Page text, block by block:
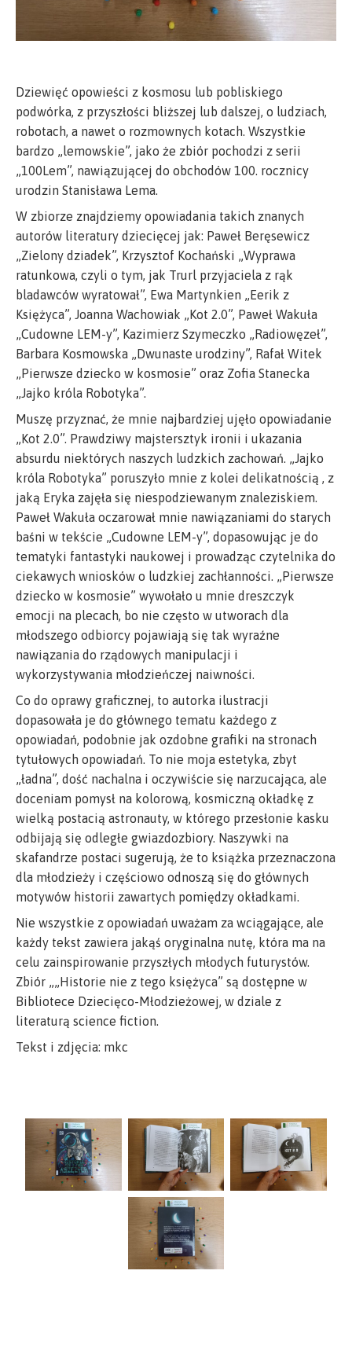
Dziewięć opowieści z kosmosu lub pobliskiego
podwórka, z przyszłości bliższej lub dalszej, o ludziach,
robotach, a nawet o rozmownych kotach. Wszystkie
bardzo „lemowskie”, jako że zbiór pochodzi z serii
„100Lem”, nawiązującej do obchodów 100. rocznicy
urodzin Stanisława Lema.
W zbiorze znajdziemy opowiadania takich znanych
autorów literatury dziecięcej jak: Paweł Beręsewicz
„Zielony dziadek”, Krzysztof Kochański „Wyprawa
ratunkowa, czyli o tym, jak Trurl przyjaciela z rąk
bladawców wyratował”, Ewa Martynkien „Eerik z
Księżyca”, Joanna Wachowiak „Kot 2.0”, Paweł Wakuła
„Cudowne LEM-y”, Kazimierz Szymeczko „Radiowęzeł”,
Barbara Kosmowska „Dwunaste urodziny”, Rafał Witek
„Pierwsze dziecko w kosmosie” oraz Zofia Stanecka
„Jajko króla Robotyka”.
Muszę przyznać, że mnie najbardziej ujęło opowiadanie
„Kot 2.0”. Prawdziwy majstersztyk ironii i ukazania
absurdu niektórych naszych ludzkich zachowań. „Jajko
króla Robotyka” poruszyło mnie z kolei delikatnością , z
jaką Eryka zajęła się niespodziewanym znaleziskiem.
Paweł Wakuła oczarował mnie nawiązaniami do starych
baśni w tekście „Cudowne LEM-y”, dopasowując je do
tematyki fantastyki naukowej i prowadząc czytelnika do
ciekawych wniosków o ludzkiej zachłanności. „Pierwsze
dziecko w kosmosie” wywołało u mnie dreszczyk
emocji na plecach, bo nie często w utworach dla
młodszego odbiorcy pojawiają się tak wyraźne
nawiązania do rządowych manipulacji i
wykorzystywania młodzieńczej naiwności.
Co do oprawy graficznej, to autorka ilustracji
dopasowała je do głównego tematu każdego z
opowiadań, podobnie jak ozdobne grafiki na stronach
tytułowych opowiadań. To nie moja estetyka, zbyt
„ładna”, dość nachalna i oczywiście się narzucająca, ale
doceniam pomysł na kolorową, kosmiczną okładkę z
wielką postacią astronauty, w którego przesłonie kasku
odbijają się odległe gwiazdozbiory. Naszywki na
skafandrze postaci sugerują, że to książka przeznaczona
dla młodzieży i częściowo odnoszą się do głównych
motywów historii zawartych pomiędzy okładkami.
Nie wszystkie z opowiadań uważam za wciągające, ale
każdy tekst zawiera jakąś oryginalna nutę, która ma na
celu zainspirowanie przyszłych młodych futurystów.
Zbiór „„Historie nie z tego księżyca” są dostępne w
Bibliotece Dziecięco-Młodzieżowej, w dziale z
literaturą science fiction.
Tekst i zdjęcia: mkc